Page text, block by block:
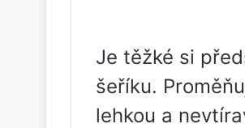
Je těžké si
šeříku.
lehkou a